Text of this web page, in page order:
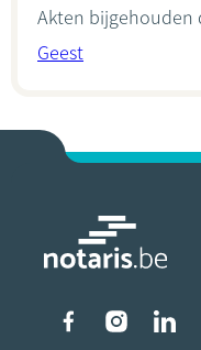
Akten bijgehouden
Geest
Liens